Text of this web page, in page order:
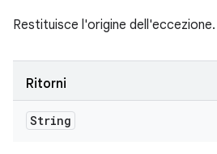
Restituisce l'origine dell'eccezione.
Ritorni
String